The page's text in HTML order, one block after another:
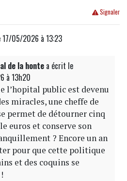
Signaler
05/2026 à 13:23
de la hontea écrit le
à 13h20
l’hopital public est devenu
miracles, une cheffe de
permet de détourner cinq
euros et conserve son
? Encore un an
pour que cette politique
et des coquins se